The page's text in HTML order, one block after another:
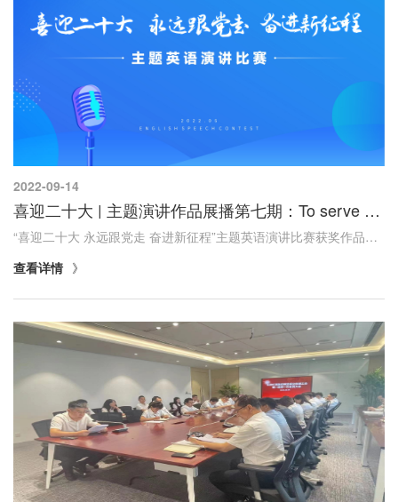
2022-09-14
喜迎二十大 | 主题演讲作品展播第七期：To serve a youthful Huitong with a youthful self 用青春之我共建青春之汇通
“喜迎二十大 永远跟党走 奋进新征程”主题英语演讲比赛获奖作品展播专栏。
查看详情